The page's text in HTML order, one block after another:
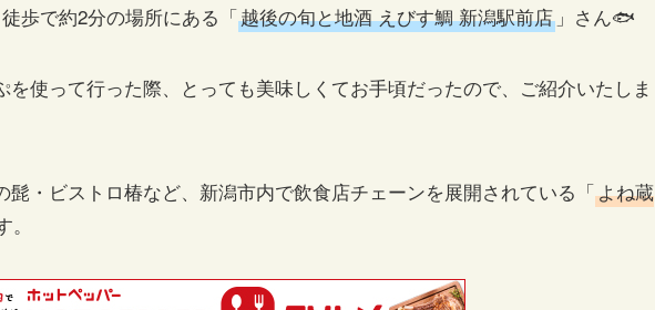
歩で約2分の場所にある「越後の旬と地酒 えびす鯛 新潟駅前店 」さん🐟
を使って行った際、とっても美味しくてお手頃だったので、ご紹介いたしま
髭・ビストロ椿など、新潟市内で飲食店チェーンを展開されている「よね蔵